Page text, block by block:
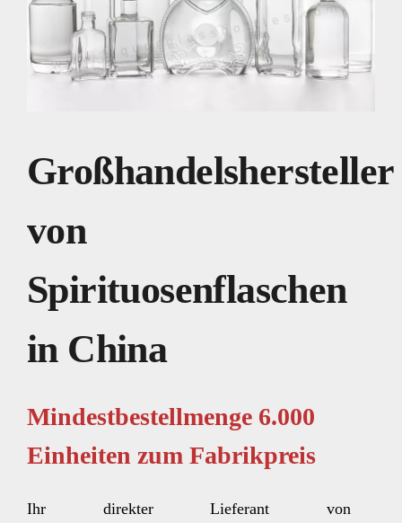
Großhandelshersteller
von
Spirituosenflaschen
in China
Mindestbestellmenge 6.000
Einheiten zum Fabrikpreis
Ihr direkter Lieferant von